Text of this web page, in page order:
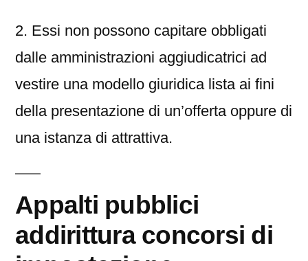
2. Essi non possono capitare obbligati
dalle amministrazioni aggiudicatrici ad
vestire una modello giuridica lista ai fini
della presentazione di un’offerta oppure di
una istanza di attrattiva.
Appalti pubblici
addirittura concorsi di